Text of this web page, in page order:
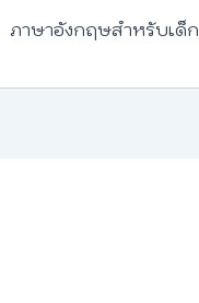
ภาษาอังกฤษสำหรับเด็ก